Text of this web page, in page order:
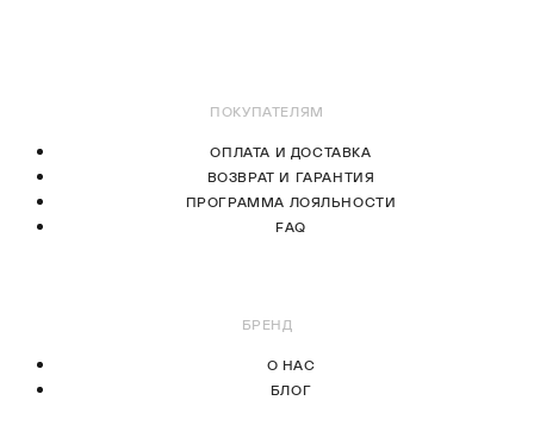
ПОКУПАТЕЛЯМ
ОПЛАТА И ДОСТАВКА
ВОЗВРАТ И ГАРАНТИЯ
ПРОГРАММА ЛОЯЛЬНОСТИ
FAQ
БРЕНД
О НАС
БЛОГ